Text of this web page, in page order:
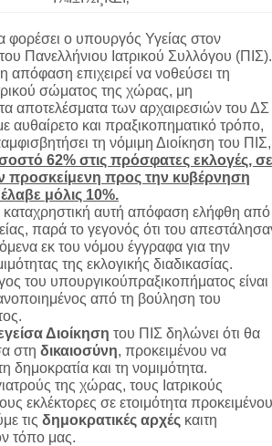
φορέσει ο υπουργός Υγείας στον
Πανελλήνιου Ιατρικού Συλλόγου (ΠΙΣ).
απόφαση επιχειρεί να νοθεύσει τη
σώματος της χώρας, μη
αποτελέσματα των αρχαιρεσιών του ΔΣ
αυθαίρετο και πραξικοπηματικό τρόπο,
τη νόμιμη Διοίκηση του
62% στις πρόσφατες εκλογές, σε
προσκείμενη προς την κυβέρνηση
μόλις 10%.
αυτή απόφαση ελήφθη από
παρά το γεγονός ότι του
εκ του νόμου έγγραφα για την
της εκλογικής διαδικασίας.
του υπουργικούπραξικοπήματος είναι
από τη βούληση του
Διοίκηση του ΠΙΣ δηλώνει ότι θα
στη δικαιοσύνη, προκειμένου να
δημοκρατία και τη νομιμότητα.
της χώρας, τους Ιατρικούς
εκλέκτορες σε ετοιμότητα προκειμένου
τις δημοκρατικές αρχές καιτη
τόπο μας.